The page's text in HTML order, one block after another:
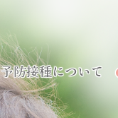
予防接種について